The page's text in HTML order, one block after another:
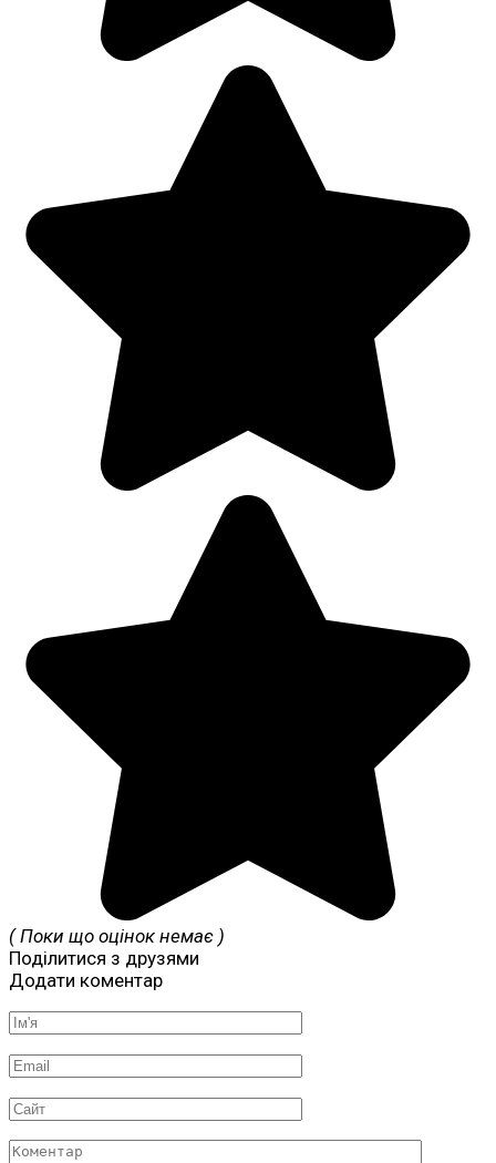
( Поки що оцінок немає )
Поділитися з друзями
Додати коментар
Ім'я
Email
Сайт
Коментар